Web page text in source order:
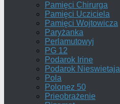
Pamięci Chirurga
Pamięci Ucziciela
Pamięci Wojtowicza
Paryżanka
Perlamutowyj
PG 12
Podarok Irine
Podarok Nieswietaja
Pola
Polonez 50
Prieobrażenie